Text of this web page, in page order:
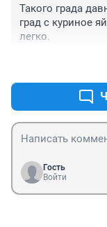
Такого града
град с куриное
легко.
Гость
Войти